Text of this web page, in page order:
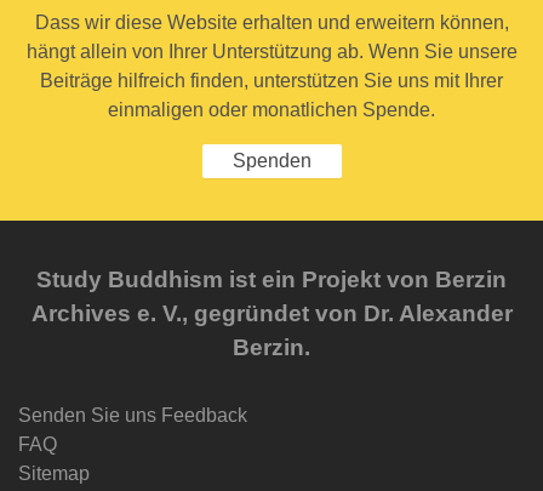
Dass wir diese Website erhalten und erweitern können,
hängt allein von Ihrer Unterstützung ab. Wenn Sie unsere
Beiträge hilfreich finden, unterstützen Sie uns mit Ihrer
einmaligen oder monatlichen Spende.
Spenden
Study Buddhism ist ein Projekt von Berzin
Archives e. V., gegründet von Dr. Alexander
Berzin.
Senden Sie uns Feedback
FAQ
Sitemap